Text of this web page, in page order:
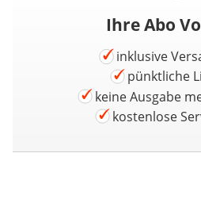
Ihre Abo
inklusive
pünktliche
keine Ausgabe
kostenlose